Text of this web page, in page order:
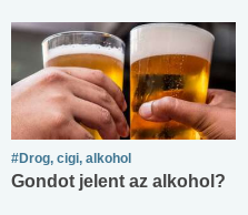
#Drog, cigi, alkohol
Gondot jelent az alkohol?